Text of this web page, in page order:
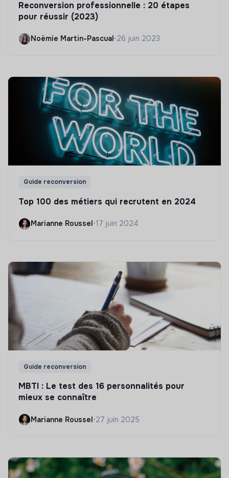
Reconversion professionnelle : 20 étapes
pour réussir (2023)
Noëmie Martin-Pascual •26 juin 2023
Guide reconversion
Top 100 des métiers qui recrutent en 2024
Marianne Roussel•17 juin 2024
Guide reconversion
MBTI : Le test des 16 personnalités pour
mieux se connaître
Marianne Roussel•27 juin 2025